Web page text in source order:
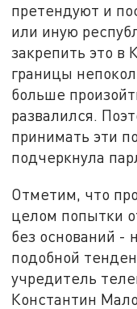
претендуют и
или иную
закрепить это в
границы
больше
развалился.
принимать эти
подчеркнула
Отметим, что
целом попытки
без оснований -
подобной
учредитель
Константин